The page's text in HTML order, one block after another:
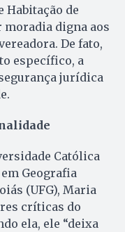
Habitação de
moradia digna aos
De fato,
específico, a
jurídica
Católica
em Geografia
(UFG), Maria
críticas do
ela, ele “deixa